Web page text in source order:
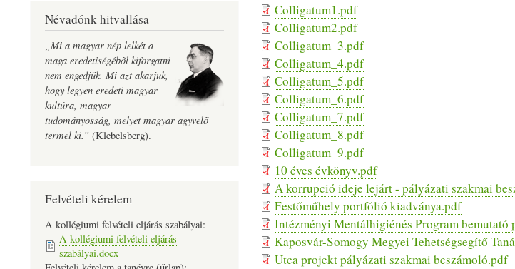
Colligatum1.pdf
Colligatum2.pdf
Colligatum_3.pdf
Colligatum_4.pdf
Colligatum_5.pdf
Colligatum_6.pdf
Colligatum_7.pdf
Colligatum_8.pdf
Colligatum_9.pdf
10 éves évkönyv.pdf
A korrupció ideje lejárt - pályázati szakmai
Festőműhely portfólió kiadványa.pdf
Intézményi Mentálhigiénés Program bemutató
Kaposvár-Somogy Megyei Tehetségsegítő
Utca projekt pályázati szakmai beszámoló.pdf
Névadónk hitvallása
„Mi a magyar nép lelkét a
maga eredetiségébõl kiforgatni
nem engedjük. Mi azt akarjuk,
hogy legyen eredeti magyar
kultúra, magyar
tudományosság, melyet magyar agyvelõ
termel ki.” (Klebelsberg).
Felvételi kérelem
A kollégiumi felvételi eljárás szabályai:
A kollégiumi felvételi eljárás
szabályai.docx